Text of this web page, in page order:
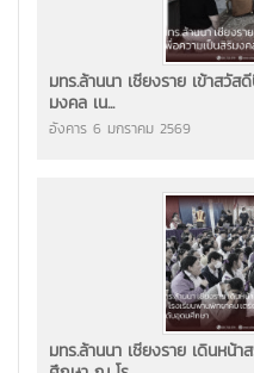
มทร.ล้านนา เชียงราย เข้าสวั
มงคล เน...
อังคาร 6 มกราคม 2569
มทร.ล้านนา เชียงราย เดินหน้